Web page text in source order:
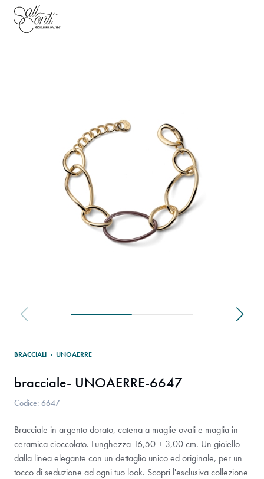
BRACCIALI · UNOAERRE
bracciale- UNOAERRE-6647
Codice: 6647
Bracciale in argento dorato, catena a maglie ovali e maglia in
ceramica cioccolato. Lunghezza 16,50 + 3,00 cm. Un gioiello
dalla linea elegante con un dettaglio unico ed originale, per un
tocco di seduzione ad ogni tuo look. Scopri l'esclusiva collezione